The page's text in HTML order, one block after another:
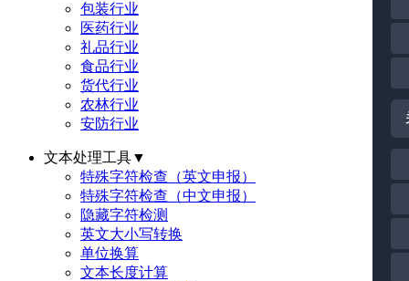
包装行业
医药行业
礼品行业
食品行业
货代行业
农林行业
安防行业
文本处理工具▼
特殊字符检查（英文申报）
特殊字符检查（中文申报）
隐藏字符检测
英文大小写转换
单位换算
文本长度计算